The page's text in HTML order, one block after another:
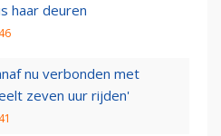
haar deuren
nu verbonden met
zeven uur rijden'